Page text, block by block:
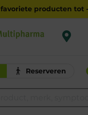
producten tot -
Reserveren